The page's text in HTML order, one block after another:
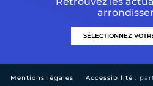
Mentions légales Accessibilité :